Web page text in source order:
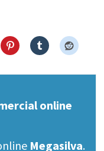
online
Megasilva.